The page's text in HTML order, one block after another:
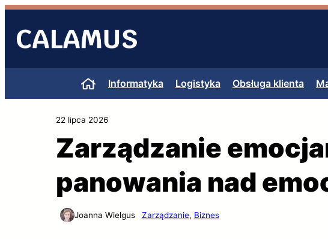
Przejdź
do
treści
Informatyka Logistyka Obsługa klienta
22 lipca 2026
Zarządzanie
panowania nad
Joanna Wielgus Zarządzanie, Biznes